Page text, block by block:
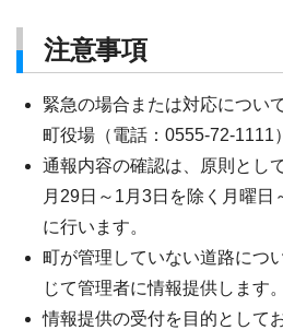
注意事項
緊急の場合または対応につい
町役場（電話：0555-72-1111
通報内容の確認は、原則とし
月29日～1月3日を除く月曜日
に行います。
町が管理していない道路につ
じて管理者に情報提供します。
情報提供の受付を目的として